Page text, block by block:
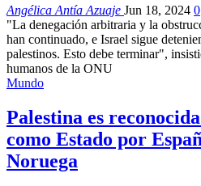
Angélica Antía Azuaje Jun 18, 2024 0
"La denegación arbitraria y la
han continuado, e Israel sigue
palestinos. Esto debe terminar",
humanos de la ONU
Mundo
Palestina es
como Estado por
Noruega